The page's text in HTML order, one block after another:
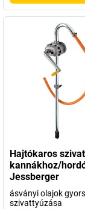
Hajtókaros
kannákhoz/
Jessberger
ásványi olajok gyors
szivattyúzása